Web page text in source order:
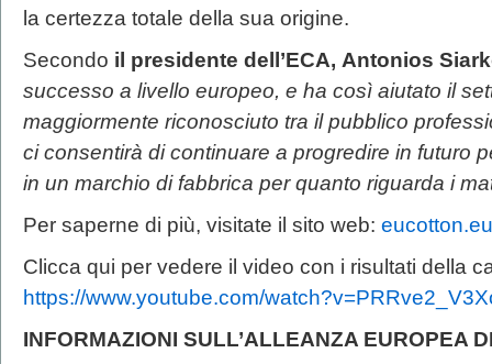
la certezza totale della sua origine.
Secondo il presidente dell’ECA, Antonios
successo a livello europeo, e ha così aiutato il
maggiormente riconosciuto tra il pubblico
ci consentirà di continuare a progredire in futuro
in un marchio di fabbrica per quanto riguarda i
Per saperne di più, visitate il sito web: eucotton.eu
Clicca qui per vedere il video con i risultati della
https://www.youtube.com/
INFORMAZIONI SULL’ALLEANZA EUROPEA